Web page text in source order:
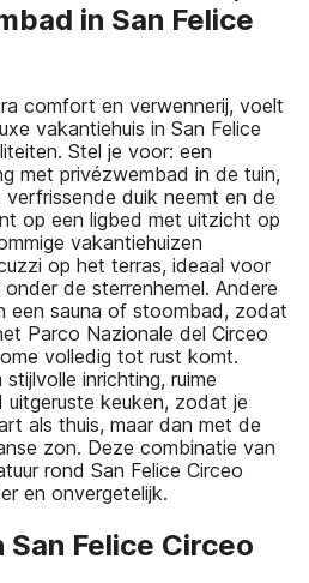
in San Felice
comfort en verwennerij, voelt
vakantiehuis in San Felice
Stel je voor: een
met privézwembad in de tuin,
verfrissende duik neemt en de
op een ligbed met uitzicht op
vakantiehuizen
op het terras, ideaal voor
de sterrenhemel. Andere
een sauna of stoombad, zodat
Parco Nazionale del Circeo
volledig tot rust komt.
inrichting, ruime
uitgeruste keuken, zodat je
als thuis, maar dan met de
zon. Deze combinatie van
rond San Felice Circeo
en onvergetelijk.
Felice Circeo